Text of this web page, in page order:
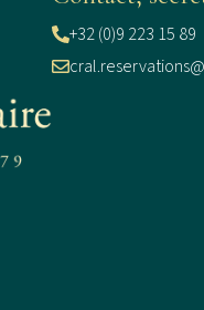
+32 (0)9 223 15 89